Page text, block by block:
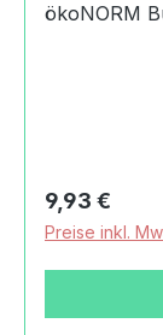
ökoNORM Bunte Knete
und färbt
haltbar, ungiftig
Erdwachse,
unbedenkliche
glutenfei
Regulärer
9,93 €
Preise inkl.